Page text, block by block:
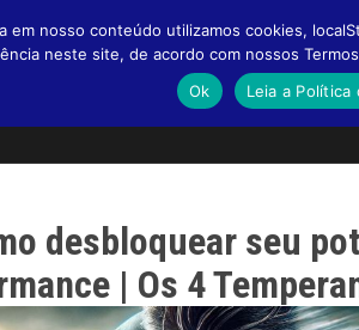
desbloquear seu
| Os 4
em nosso conteúdo utilizamos cookies,
neste site, de acordo com nossos
Ok
Leia a Política